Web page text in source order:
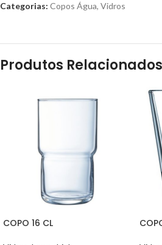
Categorias: Copos Água, Vidros
Produtos Relacionados
COPO 16 CL